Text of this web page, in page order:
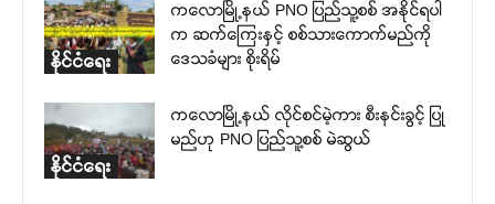
နိုင်ငံရေး
ကလောမြို့နယ် PNO ပြည်သူ့စစ် အနိုင်ရပါ
က ဆက်ကြေးနှင့် စစ်သားကောက်မည်ကို
ဒေသခံများ စိုးရိမ်
နိုင်ငံရေး
ကလောမြို့နယ် လိုင်စင်မဲ့ကား စီးနင်းခွင့် ပြု
မည်ဟု PNO ပြည်သူ့စစ် မဲဆွယ်